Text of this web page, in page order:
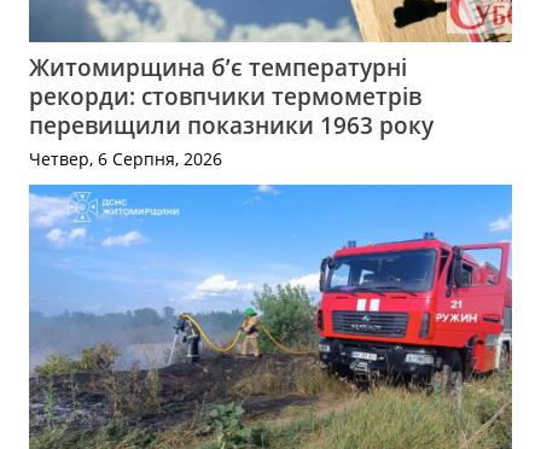
Житомирщина б’є температурні
рекорди: стовпчики термометрів
перевищили показники 1963 року
Четвер, 6 Серпня, 2026